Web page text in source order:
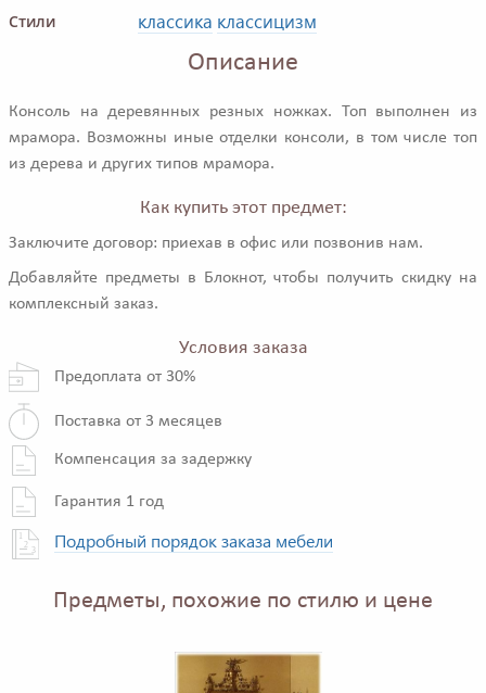
Стили классика классицизм
Описание
Консоль на деревянных резных ножках. Топ выполнен из
мрамора. Возможны иные отделки консоли, в том числе топ
из дерева и других типов мрамора.
Как купить этот предмет:
Заключите договор: приехав в офис или позвонив нам.
Добавляйте предметы в Блокнот, чтобы получить скидку на
комплексный заказ.
Условия заказа
Предоплата от 30%
Поставка от 3 месяцев
Компенсация за задержку
Гарантия 1 год
Подробный порядок заказа мебели
Предметы, похожие по стилю и цене